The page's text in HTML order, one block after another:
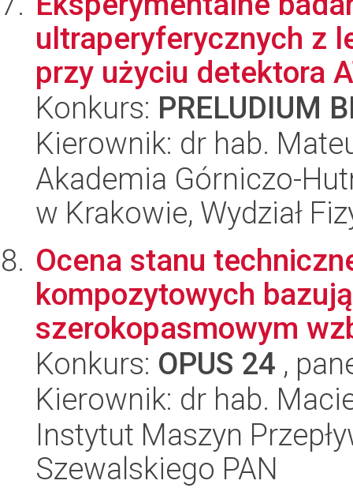
ultraperyferycznych z
przy użyciu detektora
Konkurs: PRELUDIUM
Kierownik: dr hab.
Akademia Górniczo-
w Krakowie, Wydział
Ocena stanu
kompozytowych
szerokopasmowym
Konkurs: OPUS 24 ,
Kierownik: dr hab.
Instytut Maszyn
Szewalskiego PAN